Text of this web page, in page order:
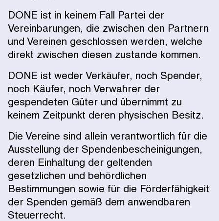
DONE ist in keinem Fall Partei der
Vereinbarungen, die zwischen den Partnern
und Vereinen geschlossen werden, welche
direkt zwischen diesen zustande kommen.
DONE ist weder Verkäufer, noch Spender,
noch Käufer, noch Verwahrer der
gespendeten Güter und übernimmt zu
keinem Zeitpunkt deren physischen Besitz.
Die Vereine sind allein verantwortlich für die
Ausstellung der Spendenbescheinigungen,
deren Einhaltung der geltenden
gesetzlichen und behördlichen
Bestimmungen sowie für die Förderfähigkeit
der Spenden gemäß dem anwendbaren
Steuerrecht.